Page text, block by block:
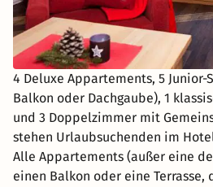
4 Deluxe Appartements, 5 Junior-
Balkon oder Dachgaube), 1
und 3 Doppelzimmer mit
stehen Urlaubsuchenden im
Alle Appartements (außer eine
einen Balkon oder eine Terrasse,